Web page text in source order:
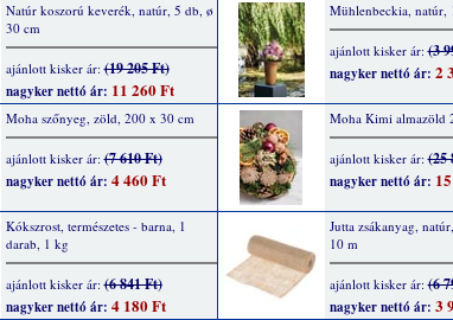
Natúr koszorú keverék, natúr, 5 db, ø
30 cm
ajánlott kisker ár:(19 205 Ft)
nagyker nettó ár: 11 260 Ft
Mühlenbeckia, natúr,
ajánlott kisker ár:(3
nagyker nettó ár: 2
Moha szőnyeg, zöld, 200 x 30 cm
ajánlott kisker ár:(7 610 Ft)
nagyker nettó ár: 4 460 Ft
Moha Kimi almazöld
ajánlott kisker ár:(25
nagyker nettó ár:
Kókszrost, természetes - barna, 1
darab, 1 kg
ajánlott kisker ár:(6 841 Ft)
nagyker nettó ár: 4 180 Ft
Jutta zsákanyag,
10 m
ajánlott kisker ár:(6
nagyker nettó ár: 3